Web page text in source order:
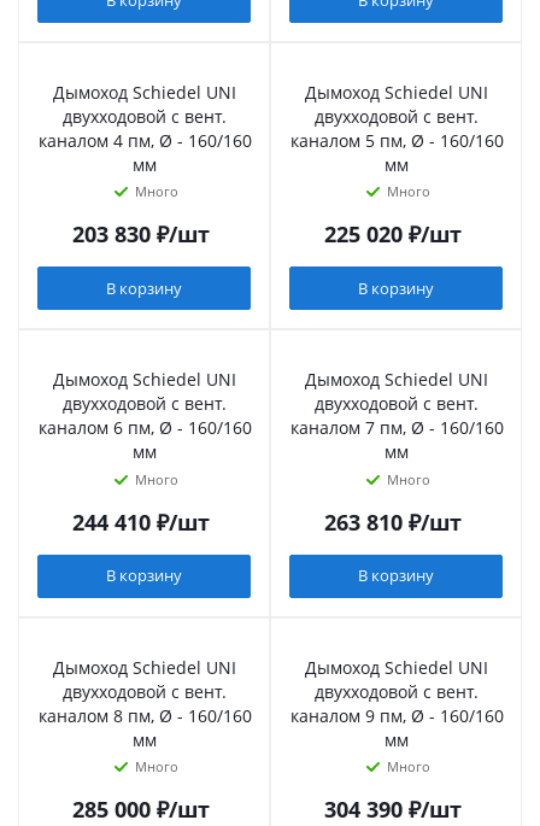
Дымоход Schiedel UNI
двухходовой с вент.
каналом 4 пм, Ø - 160/160
мм
Много
203 830₽/шт
В корзину
Дымоход Schiedel UNI
двухходовой с вент.
каналом 5 пм, Ø - 160/160
мм
Много
225 020₽/шт
В корзину
Дымоход Schiedel UNI
двухходовой с вент.
каналом 6 пм, Ø - 160/160
мм
Много
244 410₽/шт
В корзину
Дымоход Schiedel UNI
двухходовой с вент.
каналом 7 пм, Ø - 160/160
мм
Много
263 810₽/шт
В корзину
Дымоход Schiedel UNI
двухходовой с вент.
каналом 8 пм, Ø - 160/160
мм
Много
285 000₽/шт
Дымоход Schiedel UNI
двухходовой с вент.
каналом 9 пм, Ø - 160/160
мм
Много
304 390₽/шт